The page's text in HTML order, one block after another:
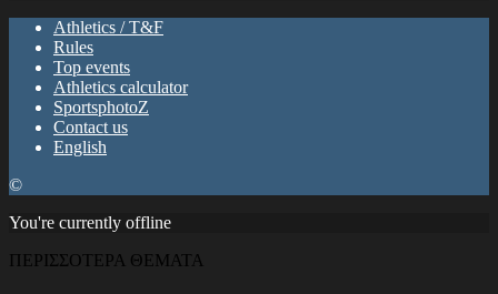
Athletics / T&F
Rules
Top events
Athletics calculator
SportsphotoZ
Contact us
English
©
You're currently offline
ΠΕΡΙΣΣΟΤΕΡΑ ΘΕΜΑΤΑ